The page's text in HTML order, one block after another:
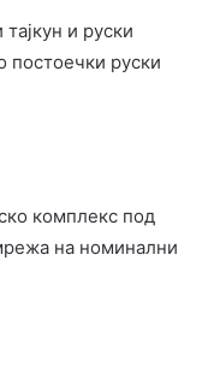
и руски
постоечки руски
комплекс под
на номинални